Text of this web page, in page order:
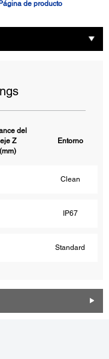
de producto
del
eje Z
(mm)
Entorno
Clean
IP67
Standard